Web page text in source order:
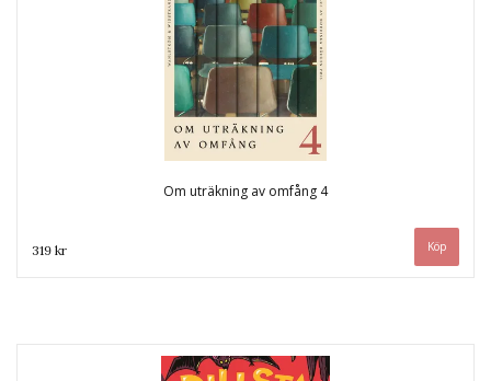
Om uträkning av omfång 4
319 kr